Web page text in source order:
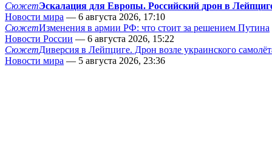
СюжетЭскалация для Европы. Российский дрон в
Новости мира — 6 августа 2026, 17:10
СюжетИзменения в армии РФ: что стоит за решением Путина
Новости России — 6 августа 2026, 15:22
СюжетДиверсия в Лейпциге. Дрон возле украинского
Новости мира — 5 августа 2026, 23:36